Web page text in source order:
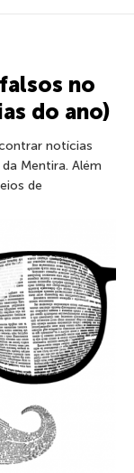
no
do ano)
notícias
Mentira. Além
de